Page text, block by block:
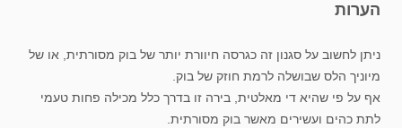
הערות
ניתן לחשוב על סגנון זה כגרסה חיוורת יותר של בוק מסורתית, או של
מיוניך הלס שבושלה לרמת חוזק של בוק.
אף על פי שהיא די מאלטית, בירה זו בדרך כלל מכילה פחות טעמי
לתת כהים ועשירים מאשר בוק מסורתית.